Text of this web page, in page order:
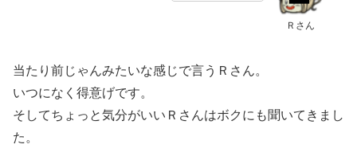
Ｒさん
当たり前じゃんみたいな感じで言うＲさん。
いつになく得意げです。
そしてちょっと気分がいいＲさんはボクにも聞いてきまし
た。